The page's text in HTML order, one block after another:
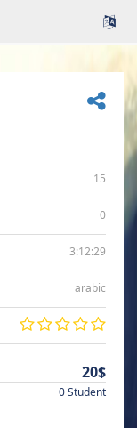
15
0
3:12:29
arabic
20$
0 Student